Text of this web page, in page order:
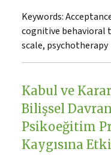
Keywords:
cognitive behavioral
scale, psychotherapy
Kabul ve
Bilişsel
Psikoeğitim
Kaygısına